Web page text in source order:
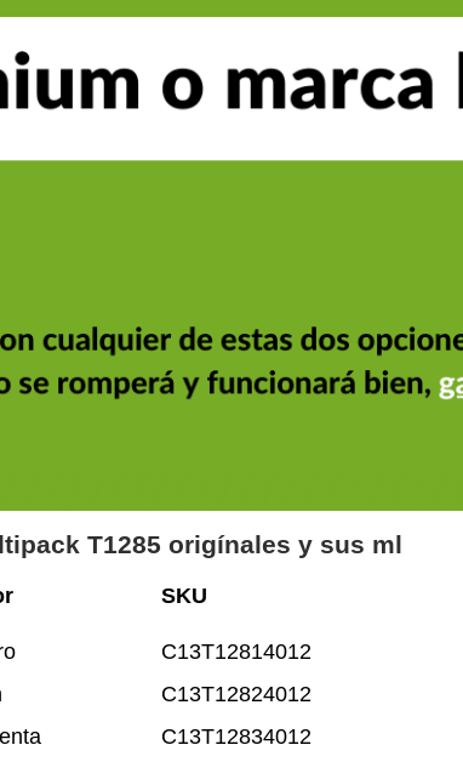
T1285 origínales y sus ml
SKU
C13T12814012
C13T12824012
C13T12834012